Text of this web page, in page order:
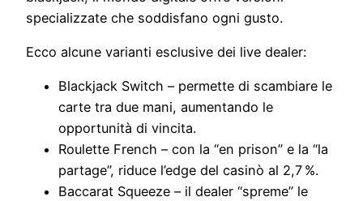
specializzate che soddisfano ogni gusto.
Ecco alcune varianti esclusive dei live dealer:
Blackjack Switch – permette di scambiare le
carte tra due mani, aumentando le
opportunità di vincita.
Roulette French – con la “en prison” e la “la
partage”, riduce l’edge del casinò al 2,7 %.
Baccarat Squeeze – il dealer “spreme” le